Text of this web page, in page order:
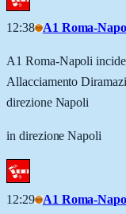
12:38 A1 Roma-
A1 Roma-Napoli
Allacciamento
direzione Napoli
in direzione Napoli
12:29 A1 Roma-